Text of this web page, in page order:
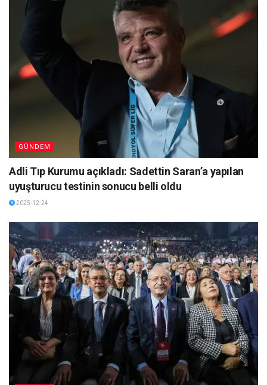
GÜNDEM
Adli Tıp Kurumu açıkladı: Sadettin Saran’a yapılan
uyuşturucu testinin sonucu belli oldu
2025-12-24